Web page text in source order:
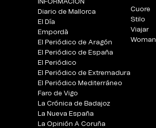
INFORMACIÓN
Diario de Mallorca
El Día
Empordà
El Periódico de Aragón
El Periódico de España
El Periódico
El Periódico de Extremadura
El Periódico Mediterráneo
Faro de Vigo
La Crónica de Badajoz
La Nueva España
La Opinión A Coruña
Cuore
Stilo
Viajar
Woman